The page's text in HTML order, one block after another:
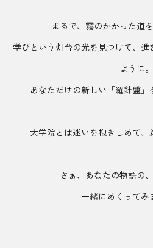
まるで、霧のかかった道
学びという灯台の光を見つけて、
ように。
あなただけの新しい「羅針盤」
大学院とは迷いを抱きしめて、
さぁ、あなたの物語の
一緒にめくってみ